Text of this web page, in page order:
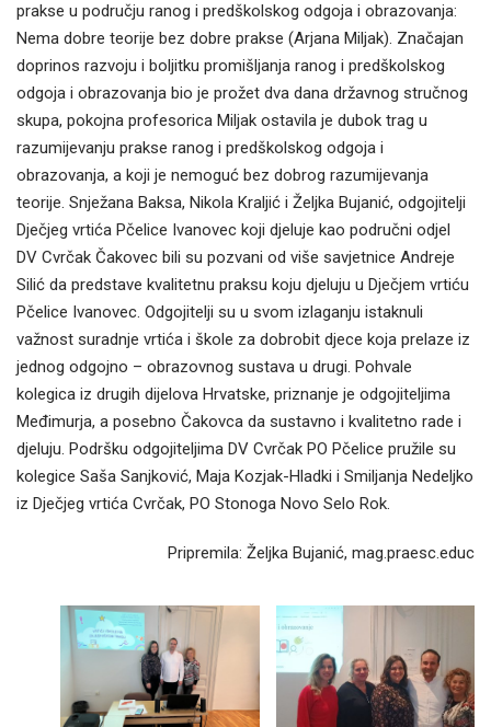
prakse u području ranog i predškolskog odgoja i obrazovanja:
Nema dobre teorije bez dobre prakse (Arjana Miljak). Značajan
doprinos razvoju i boljitku promišljanja ranog i predškolskog
odgoja i obrazovanja bio je prožet dva dana državnog stručnog
skupa, pokojna profesorica Miljak ostavila je dubok trag u
razumijevanju prakse ranog i predškolskog odgoja i
obrazovanja, a koji je nemoguć bez dobrog razumijevanja
teorije. Snježana Baksa, Nikola Kraljić i Željka Bujanić, odgojitelji
Dječjeg vrtića Pčelice Ivanovec koji djeluje kao područni odjel
DV Cvrčak Čakovec bili su pozvani od više savjetnice Andreje
Silić da predstave kvalitetnu praksu koju djeluju u Dječjem vrtiću
Pčelice Ivanovec. Odgojitelji su u svom izlaganju istaknuli
važnost suradnje vrtića i škole za dobrobit djece koja prelaze iz
jednog odgojno – obrazovnog sustava u drugi. Pohvale
kolegica iz drugih dijelova Hrvatske, priznanje je odgojiteljima
Međimurja, a posebno Čakovca da sustavno i kvalitetno rade i
djeluju. Podršku odgojiteljima DV Cvrčak PO Pčelice pružile su
kolegice Saša Sanjković, Maja Kozjak-Hladki i Smiljanja Nedeljko
iz Dječjeg vrtića Cvrčak, PO Stonoga Novo Selo Rok.
Pripremila: Željka Bujanić, mag.praesc.educ